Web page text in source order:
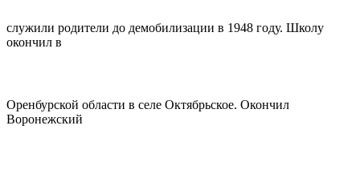
служили родители до демобилизации в 1948 году. Школу
окончил в
Оренбурской области в селе Октябрьское. Окончил
Воронежский